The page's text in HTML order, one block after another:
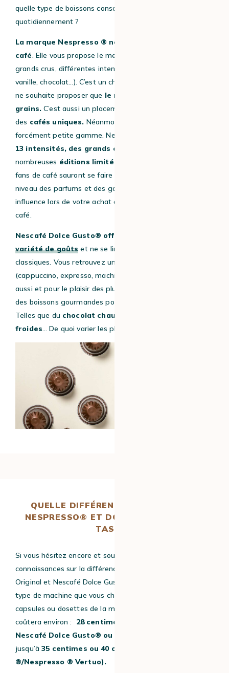
quelle type de boissons consommez-vous
quotidiennement ?
La marque Nespresso ® ne se concentre que sur le
café. Elle vous propose le meilleur du café avec des
grands crus, différentes intensités et saveurs (caramel,
vanille, chocolat…). C’est un choix assumé de la marque qui
ne souhaite proposer que le meilleur du café et des
grains.C’est aussi un placement
des cafés uniques. Néanmoins, qui dit café, ne dit pas
forcément petite gamme. Nespresso ® propose
13 intensités, des grands crus
nombreuses éditions limitées
fans de café sauront se faire plaisir. La variété de choix au
niveau des parfums et des goûts aura une grande
influence lors de votre achat d’une nouvelle machine à
café.
Nescafé Dolce Gusto® offre une plus
variété de goûts et ne se limite pas qu’aux cafés
classiques. Vous retrouvez une large gamme de boissons
(cappuccino, expresso, machiatto, entre autres). Mais
aussi et pour le plaisir des plus gourmands d’entre nous,
des boissons gourmandes pour les petits et les grands !
Telles que du chocolat chaud, du thé, des boissons
froides… De quoi varier les plaisirs au quotidien !
QUELLE DIFFÉRENCE DE PRIX ENTRE
NESPRESSO® ET DOLCE GUSTO
TASSE ?
Si vous hésitez encore et souhaitez approfondir vos
connaissances sur la différence des capsules Nespresso ®
Original et Nescafé Dolce Gusto®, parlons prix ! Selon le
type de machine que vous choisissez, si vous achetez des
capsules ou dosettes de la marque, un expresso vous
coûtera environ : 28 centimes
Nescafé Dolce Gusto® ou expresso de Tassimo)
jusqu’à35 centimes ou 40 centimes (Nespresso
®/Nespresso ® Vertuo).